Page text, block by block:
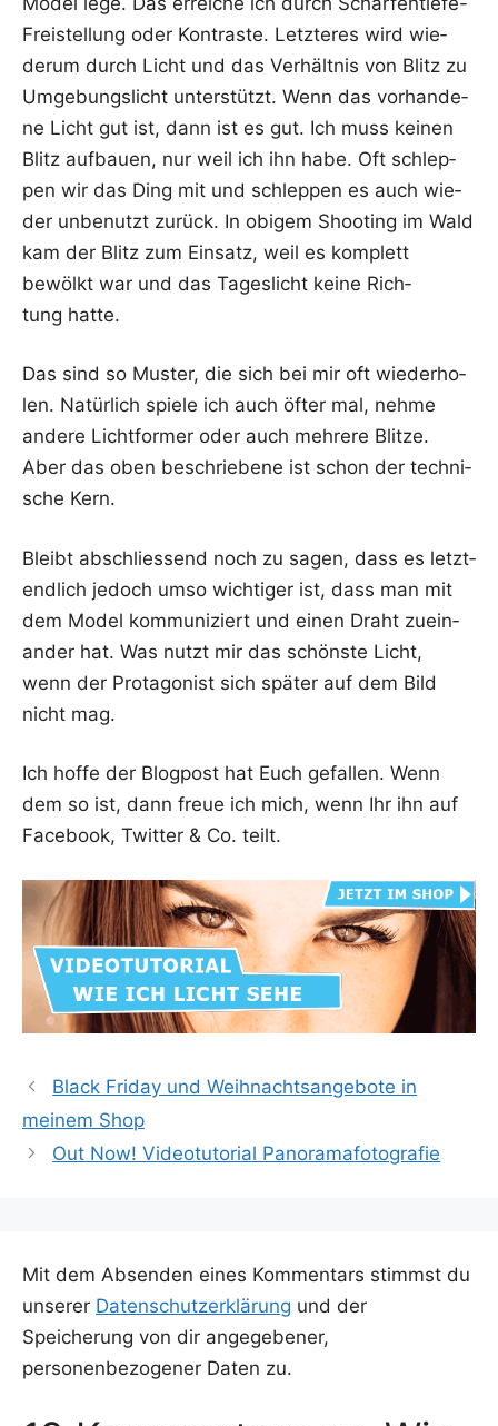
Frei­stel­lung oder Kon­tras­te. Letz­te­res wird wie­
der­um durch Licht und das Ver­hält­nis von Blitz zu
Umge­bungs­licht unter­stützt. Wenn das vor­han­de­
ne Licht gut ist, dann ist es gut. Ich muss kei­nen
Blitz auf­bau­en, nur weil ich ihn habe. Oft schlep­
pen wir das Ding mit und schlep­pen es auch wie­
der unbe­nutzt zurück. In obi­gem Shoo­ting im Wald
kam der Blitz zum Ein­satz, weil es kom­plett
bewölkt war und das Tages­licht kei­ne Rich­
tung hatte.
Das sind so Mus­ter, die sich bei mir oft wie­der­ho­
len. Natür­lich spie­le ich auch öfter mal, neh­me
ande­re Licht­for­mer oder auch meh­re­re Blit­ze.
Aber das oben beschrie­be­ne ist schon der tech­ni­
sche Kern.
Bleibt abschlies­send noch zu sagen, dass es letzt­
end­lich jedoch umso wich­ti­ger ist, dass man mit
dem Model kom­mu­ni­ziert und einen Draht zuein­
an­der hat. Was nutzt mir das schöns­te Licht,
wenn der Prot­ago­nist sich spä­ter auf dem Bild
nicht mag.
Ich hof­fe der Blog­post hat Euch gefal­len. Wenn
dem so ist, dann freue ich mich, wenn Ihr ihn auf
Face­book, Twit­ter & Co. teilt.
Black Friday und Weihnachtsangebote in
meinem Shop
Out Now! Videotutorial Panoramafotografie
Mit dem Absenden eines Kommentars stimmst du
unserer Datenschutzerklärung und der
Speicherung von dir angegebener,
personenbezogener Daten zu.